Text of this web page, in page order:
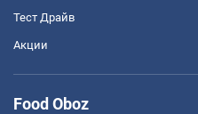
Тест Драйв
Акции
Food Oboz